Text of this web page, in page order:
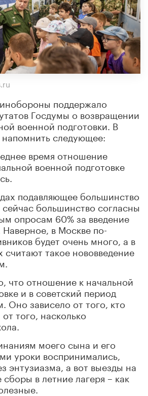
поддержало
Госдумы о возвращении
военной подготовки. В
напомнить следующее:
время отношение
военной подготовке
подавляющее большинство
большинство согласны
опросам 60% за введение
Наверное, в Москве по-
будет очень много, а в
считают такое нововведение
что отношение к начальной
и в советский период
Оно зависело от того, кто
того, насколько
моего сына и его
уроки воспринимались,
энтузиазма, а вот выезды на
в летние лагеря – как